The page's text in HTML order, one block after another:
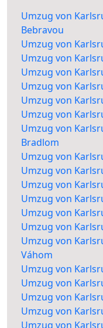
Umzug von
Bebravou
Umzug von
Umzug von
Umzug von
Umzug von
Umzug von
Umzug von
Umzug von
Bradlom
Umzug von
Umzug von
Umzug von
Umzug von
Umzug von
Umzug von
Umzug von
Váhom
Umzug von
Umzug von
Umzug von
Umzug von
Umzug von